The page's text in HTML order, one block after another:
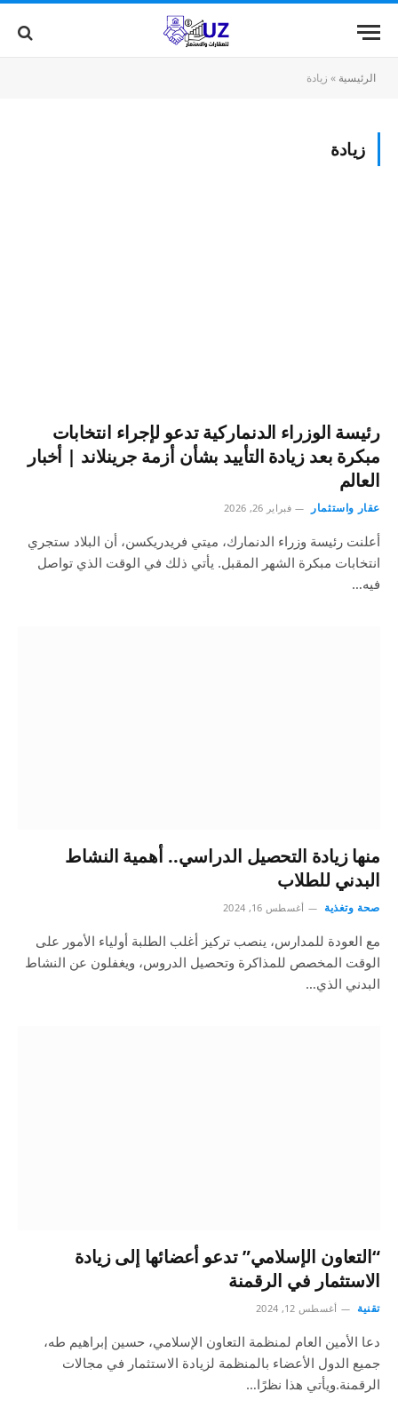
الرئيسية » زيادة
زيادة
رئيسة الوزراء الدنماركية تدعو لإجراء انتخابات
مبكرة بعد زيادة التأييد بشأن أزمة جرينلاند | أخبار
العالم
عقار واستثمار فبراير 26, 2026
أعلنت رئيسة وزراء الدنمارك، ميتي فريدريكسن، أن البلاد ستجري
انتخابات مبكرة الشهر المقبل. يأتي ذلك في الوقت الذي تواصل
فيه…
منها زيادة التحصيل الدراسي.. أهمية النشاط
البدني للطلاب
صحة وتغذية أغسطس 16, 2024
مع العودة للمدارس، ينصب تركيز أغلب الطلبة أولياء الأمور على
الوقت المخصص للمذاكرة وتحصيل الدروس، ويغفلون عن النشاط
البدني الذي…
“التعاون الإسلامي” تدعو أعضائها إلى زيادة
الاستثمار في الرقمنة
تقنية أغسطس 12, 2024
دعا الأمين العام لمنظمة التعاون الإسلامي، حسين إبراهيم طه،
جميع الدول الأعضاء بالمنظمة لزيادة الاستثمار في مجالات
الرقمنة.ويأتي هذا نظرًا…